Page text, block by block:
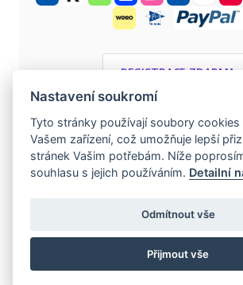
©2004 -2026 evropska-
Všechna práva
REGISTRACE ZDARMA
www.europska-
www.loveineurope.eu|
www.tschechische-
Nastavení soukromí
Tyto stránky používají soubory cookies
Vašem zařízení, což umožňuje lepší
stránek Vašim potřebám. Níže
souhlasu s jejich používáním. Detailní
Odmítnout vše
Přijmout vše